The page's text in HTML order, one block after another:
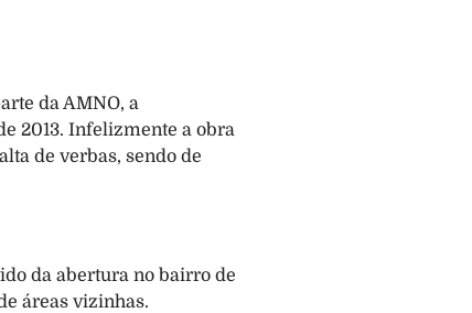
da AMNO, a
2013. Infelizmente a obra
de verbas, sendo de
da abertura no bairro de
áreas vizinhas.